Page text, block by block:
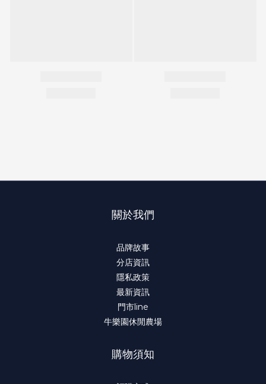
關於我們
品牌故事
分店資訊
隱私政策
最新資訊
門市line
牛樂園休閒農場
購物須知